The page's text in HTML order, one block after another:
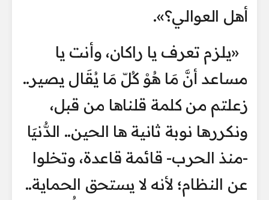
أهل العوالي؟».
«يلزم تعرف يا راكان، وأنت يا
مساعد أنَّ مَا هُوْ كُلّ مَا يُقَال يصير..
زعلتم من كلمة قلناها من قبل،
ونكررها نوبة ثانية ها الحين.. الدُّنيَا
-منذ الحرب- قائمة قاعدة، وتخلوا
عن النظام؛ لأنه لا يستحق الحماية..